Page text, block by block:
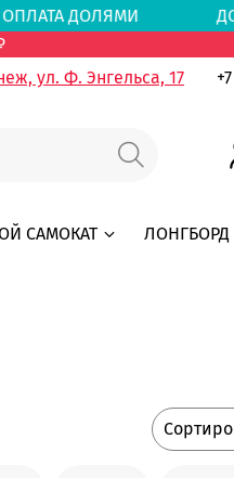
ОПЛАТА ДОЛЯМИ
ул. Ф. Энгельса, 17
САМОКАТ ЛОНГБОРД